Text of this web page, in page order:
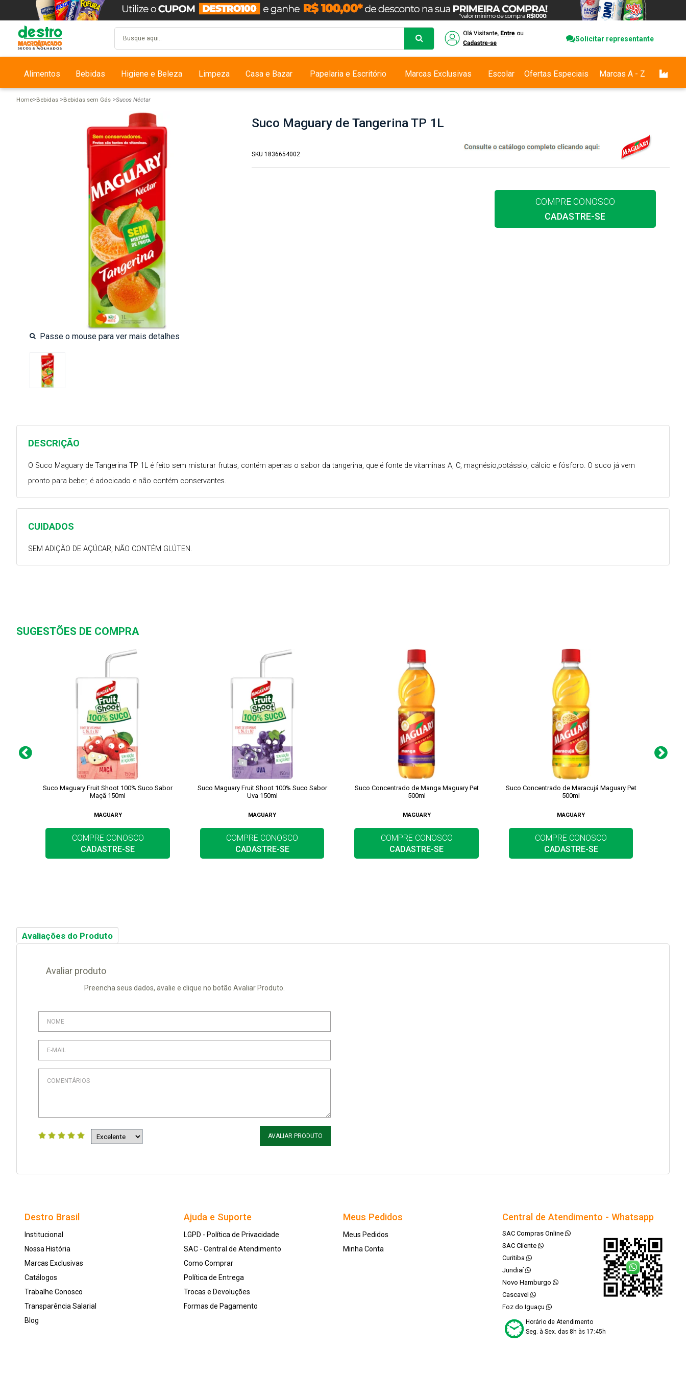
Solicitar representante
Alimentos Bebidas Higiene e Beleza Limpeza Casa e Bazar Papelaria e Escritório Marcas Exclusivas Escolar Ofertas Especiais Marcas A - Z
Home Bebidas Bebidas sem Gás Sucos Néctar
Suco Maguary de Tangerina TP 1L
SKU 1836654002
COMPRE CONOSCO
CADASTRE-SE
CUIDADOS
SEM ADIÇÃO DE AÇÚCAR, NÃO CONTÉM GLÚTEN.
DESCRIÇÃO
O Suco Maguary de Tangerina TP 1L é feito sem misturar frutas, contém apenas o sabor da tangerina, que é fonte de vitaminas A, C, magnésio,potássio, cálcio e fósforo. O suco já vem
pronto para beber, é adocicado e não contém conservantes.
SUGESTÕES DE COMPRA
Suco Maguary Fruit Shoot 100% Suco Sabor
Maçã 150ml
MAGUARY
COMPRE CONOSCO
CADASTRE-SE
Suco Maguary Fruit Shoot 100% Suco Sabor
Uva 150ml
MAGUARY
COMPRE CONOSCO
CADASTRE-SE
Suco Concentrado de Manga Maguary Pet
500ml
MAGUARY
COMPRE CONOSCO
CADASTRE-SE
Suco Concentrado de Maracujá Maguary Pet
500ml
MAGUARY
COMPRE CONOSCO
CADASTRE-SE
Avaliações do Produto
Avaliar produto
Preencha seus dados, avalie e clique no botão Avaliar Produto.
AVALIAR PRODUTO
Destro Brasil
Institucional
Nossa História
Marcas Exclusivas
Catálogos
Trabalhe Conosco
Transparência Salarial
Blog
Ajuda e Suporte
LGPD - Política de Privacidade
SAC - Central de Atendimento
Como Comprar
Política de Entrega
Trocas e Devoluções
Formas de Pagamento
Meus Pedidos
Meus Pedidos
Minha Conta
Central de Atendimento - Whatsapp
SAC Compras Online
SAC Cliente
Curitiba
Jundiaí
Novo Hamburgo
Cascavel
Foz do Iguaçu
Horário de Atendimento
Seg. à Sex. das 8h às 17:45h